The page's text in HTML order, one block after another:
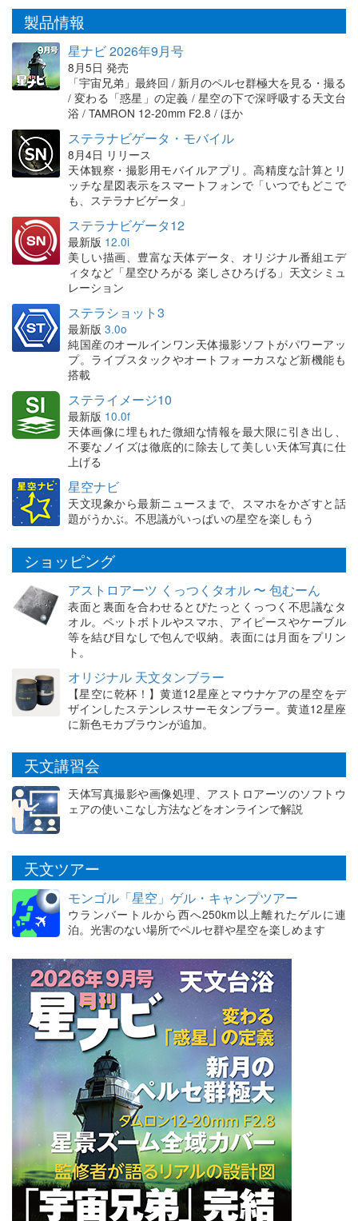
製品情報
星ナビ 2026年9月号
8月5日 発売
「宇宙兄弟」最終回 / 新月のペルセ群極大を見る・撮る
/ 変わる「惑星」の定義 / 星空の下で深呼吸する天文台
浴 / TAMRON 12-20mm F2.8 / ほか
ステラナビゲータ・モバイル
8月4日 リリース
天体観察・撮影用モバイルアプリ。高精度な計算とリ
ッチな星図表示をスマートフォンで「いつでもどこで
も、ステラナビゲータ」
ステラナビゲータ12
最新版 12.0i
美しい描画、豊富な天体データ、オリジナル番組エデ
ィタなど「星空ひろがる 楽しさひろげる」天文シミュ
レーション
ステラショット3
最新版 3.0o
純国産のオールインワン天体撮影ソフトがパワーアッ
プ。ライブスタックやオートフォーカスなど新機能も
搭載
ステライメージ10
最新版 10.0f
天体画像に埋もれた微細な情報を最大限に引き出し、
不要なノイズは徹底的に除去して美しい天体写真に仕
上げる
星空ナビ
天文現象から最新ニュースまで、スマホをかざすと話
題がうかぶ。不思議がいっぱいの星空を楽しもう
ショッピング
アストロアーツ くっつくタオル 〜 包むーん
表面と裏面を合わせるとぴたっとくっつく不思議なタ
オル。ペットボトルやスマホ、アイピースやケーブル
等を結び目なしで包んで収納。表面には月面をプリン
ト。
オリジナル 天文タンブラー
【星空に乾杯！】黄道12星座とマウナケアの星空をデ
ザインしたステンレスサーモタンブラー。黄道12星座
に新色モカブラウンが追加。
天文講習会
天体写真撮影や画像処理、アストロアーツのソフトウ
ェアの使いこなし方法などをオンラインで解説
天文ツアー
モンゴル「星空」ゲル・キャンプツアー
ウランバートルから西へ250km以上離れたゲルに連
泊。光害のない場所でペルセ群や星空を楽しめます